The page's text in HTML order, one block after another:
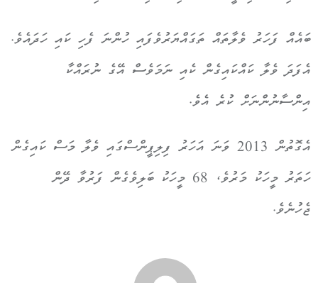
ބައެއް ފަހަރު ވެލާތައް ތަގައްޔަރުވެފައި ހުންނަ ފެހި ކައި ހަދައެވެ.
އެފަދަ ވެލާ ކައްކައިގެން ކެއި ނަމަވެސް އޭގެ ނުރައްކާ
އިންސާނުންނަށް ކުރެ އެވެ.
އެގޮތުން 2013 ވަނަ އަހަރު ފިލިޕީންސްގައި ވެލާ މަސް ކައިގެން
ހަތަރު މީހަކު މަރުވެ، 68 މީހަކު ބަލިވެގެން ފަރުވާ ދޭން
ޖެހުނެވެ.